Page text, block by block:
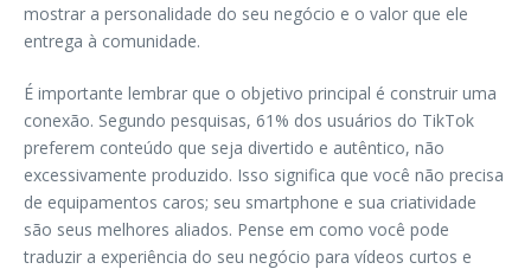
mostrar a personalidade do seu negócio e o valor que ele
entrega à comunidade.
É importante lembrar que o objetivo principal é construir uma
conexão. Segundo pesquisas, 61% dos usuários do TikTok
preferem conteúdo que seja divertido e autêntico, não
excessivamente produzido. Isso significa que você não precisa
de equipamentos caros; seu smartphone e sua criatividade
são seus melhores aliados. Pense em como você pode
traduzir a experiência do seu negócio para vídeos curtos e